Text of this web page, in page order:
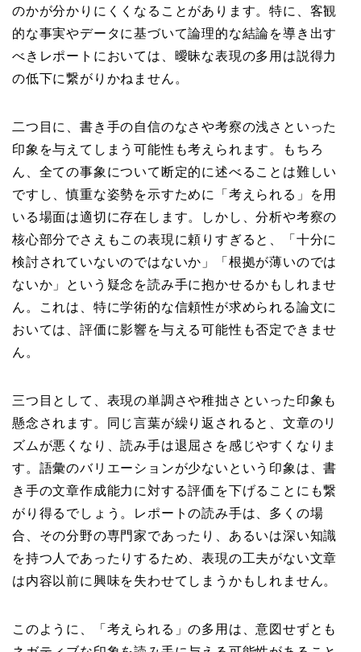
のかが分かりにくくなることがあります。特に、客観
的な事実やデータに基づいて論理的な結論を導き出す
べきレポートにおいては、曖昧な表現の多用は説得力
の低下に繋がりかねません。
二つ目に、書き手の自信のなさや考察の浅さといった
印象を与えてしまう可能性も考えられます。もちろ
ん、全ての事象について断定的に述べることは難しい
ですし、慎重な姿勢を示すために「考えられる」を用
いる場面は適切に存在します。しかし、分析や考察の
核心部分でさえもこの表現に頼りすぎると、「十分に
検討されていないのではないか」「根拠が薄いのでは
ないか」という疑念を読み手に抱かせるかもしれませ
ん。これは、特に学術的な信頼性が求められる論文に
おいては、評価に影響を与える可能性も否定できませ
ん。
三つ目として、表現の単調さや稚拙さといった印象も
懸念されます。同じ言葉が繰り返されると、文章のリ
ズムが悪くなり、読み手は退屈さを感じやすくなりま
す。語彙のバリエーションが少ないという印象は、書
き手の文章作成能力に対する評価を下げることにも繋
がり得るでしょう。レポートの読み手は、多くの場
合、その分野の専門家であったり、あるいは深い知識
を持つ人であったりするため、表現の工夫がない文章
は内容以前に興味を失わせてしまうかもしれません。
このように、「考えられる」の多用は、意図せずとも